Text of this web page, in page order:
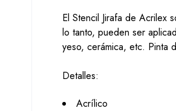
El Stencil Jirafa de Acrilex
lo tanto, pueden ser
yeso, cerámica, etc. Pinta
Detalles:
Acrílico